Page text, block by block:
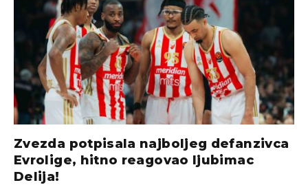
Zvezda potpisala najboljeg defanzivca
Evrolige, hitno reagovao ljubimac
Delija!